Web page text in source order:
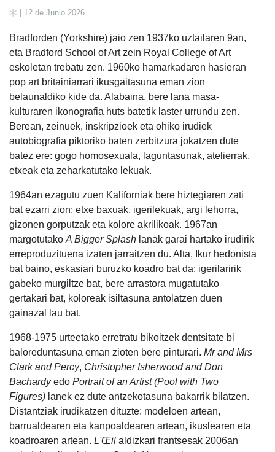
| 12 de Junio 2026
Bradforden (Yorkshire) jaio zen 1937ko uztailaren 9an,
eta Bradford School of Art zein Royal College of Art
eskoletan trebatu zen. 1960ko hamarkadaren hasieran
pop art britainiarrari ikusgaitasuna eman zion
belaunaldiko kide da. Alabaina, bere lana masa-
kulturaren ikonografia huts batetik laster urrundu zen.
Berean, zeinuek, inskripzioek eta ohiko irudiek
autobiografia piktoriko baten zerbitzura jokatzen dute
batez ere: gogo homosexuala, laguntasunak, atelierrak,
etxeak eta zeharkatutako lekuak.
1964an ezagutu zuen Kaliforniak bere hiztegiaren zati
bat ezarri zion: etxe baxuak, igerilekuak, argi lehorra,
gizonen gorputzak eta kolore akrilikoak. 1967an
margotutako A Bigger Splash lanak garai hartako irudirik
erreproduzituena izaten jarraitzen du. Alta, Ikur hedonista
bat baino, eskasiari buruzko koadro bat da: igerilaririk
gabeko murgiltze bat, bere arrastora mugatutako
gertakari bat, koloreak isiltasuna antolatzen duen
gainazal lau bat.
1968-1975 urteetako erretratu bikoitzek dentsitate bi
baloreduntasuna eman zioten bere pinturari. Mr and Mrs
Clark and Percy, Christopher Isherwood and Don
Bachardyedo Portrait of an Artist (Pool with Two
Figures) lanek ez dute antzekotasuna bakarrik bilatzen.
Distantziak irudikatzen dituzte: modeloen artean,
barrualdearen eta kanpoaldearen artean, ikuslearen eta
koadroaren artean. L'Œil aldizkari frantsesak 2006an